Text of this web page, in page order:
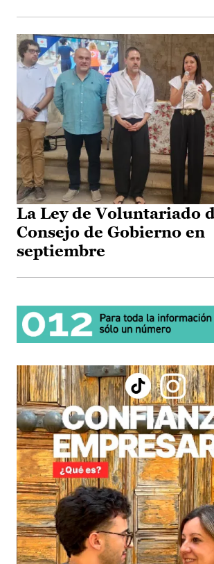
La Ley de Voluntariado
Consejo de Gobierno en
septiembre